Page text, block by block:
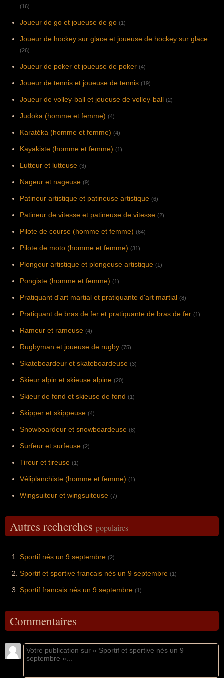
(16)
Joueur de go et joueuse de go (1)
Joueur de hockey sur glace et joueuse de hockey sur glace
(26)
Joueur de poker et joueuse de poker (4)
Joueur de tennis et joueuse de tennis (19)
Joueur de volley-ball et joueuse de volley-ball (2)
Judoka (homme et femme) (4)
Karatéka (homme et femme) (4)
Kayakiste (homme et femme) (1)
Lutteur et lutteuse (3)
Nageur et nageuse (9)
Patineur artistique et patineuse artistique (6)
Patineur de vitesse et patineuse de vitesse (2)
Pilote de course (homme et femme) (64)
Pilote de moto (homme et femme) (31)
Plongeur artistique et plongeuse artistique (1)
Pongiste (homme et femme) (1)
Pratiquant d'art martial et pratiquante d'art martial (8)
Pratiquant de bras de fer et pratiquante de bras de fer (1)
Rameur et rameuse (4)
Rugbyman et joueuse de rugby (75)
Skateboardeur et skateboardeuse (3)
Skieur alpin et skieuse alpine (20)
Skieur de fond et skieuse de fond (1)
Skipper et skippeuse (4)
Snowboardeur et snowboardeuse (8)
Surfeur et surfeuse (2)
Tireur et tireuse (1)
Véliplanchiste (homme et femme) (1)
Wingsuiteur et wingsuiteuse (7)
Autres recherches populaires
Sportif nés un 9 septembre (2)
Sportif et sportive francais nés un 9 septembre (1)
Sportif francais nés un 9 septembre (1)
Commentaires